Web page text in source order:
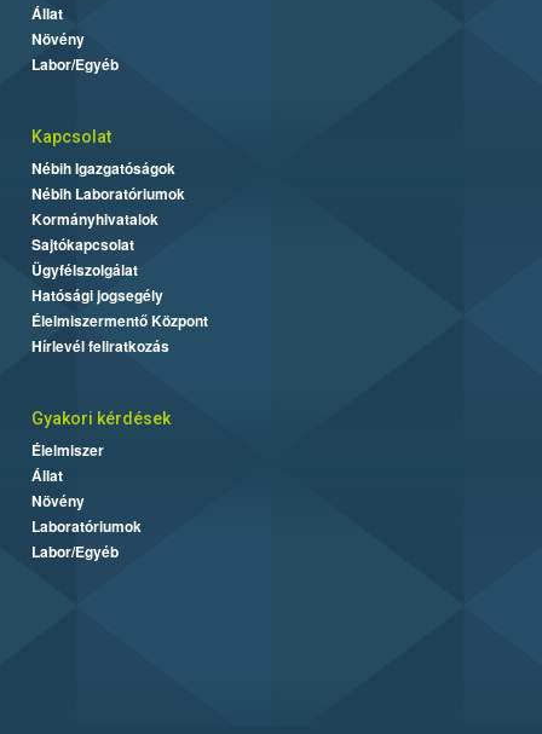
Állat
Növény
Labor/Egyéb
Kapcsolat
Nébih Igazgatóságok
Nébih Laboratóriumok
Kormányhivatalok
Sajtókapcsolat
Ügyfélszolgálat
Hatósági jogsegély
Élelmiszermentő Központ
Hírlevél feliratkozás
Gyakori kérdések
Élelmiszer
Állat
Növény
Laboratóriumok
Labor/Egyéb